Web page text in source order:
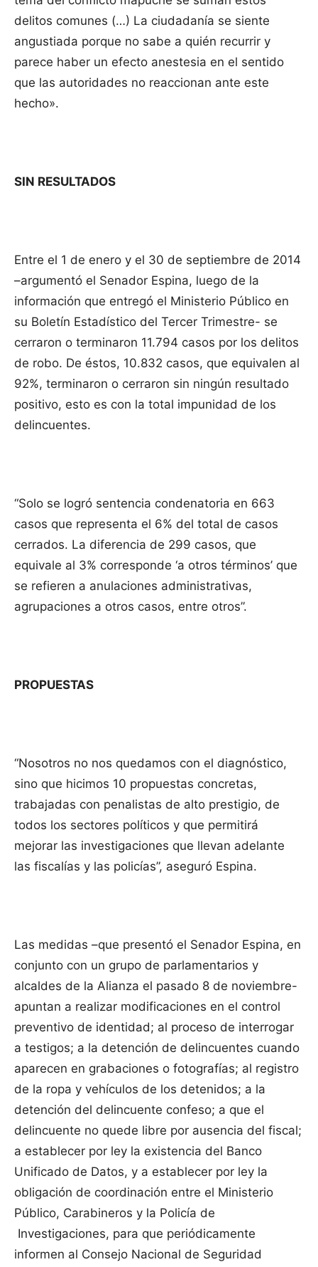
delitos comunes (…) La ciudadanía se siente
angustiada porque no sabe a quién recurrir y
parece haber un efecto anestesia en el sentido
que las autoridades no reaccionan ante este
hecho».
SIN RESULTADOS
Entre el 1 de enero y el 30 de septiembre de 2014
–argumentó el Senador Espina, luego de la
información que entregó el Ministerio Público en
su Boletín Estadístico del Tercer Trimestre- se
cerraron o terminaron 11.794 casos por los delitos
de robo. De éstos, 10.832 casos, que equivalen al
92%, terminaron o cerraron sin ningún resultado
positivo, esto es con la total impunidad de los
delincuentes.
“Solo se logró sentencia condenatoria en 663
casos que representa el 6% del total de casos
cerrados. La diferencia de 299 casos, que
equivale al 3% corresponde ‘a otros términos’ que
se refieren a anulaciones administrativas,
agrupaciones a otros casos, entre otros”.
PROPUESTAS
“Nosotros no nos quedamos con el diagnóstico,
sino que hicimos 10 propuestas concretas,
trabajadas con penalistas de alto prestigio, de
todos los sectores políticos y que permitirá
mejorar las investigaciones que llevan adelante
las fiscalías y las policías”, aseguró Espina.
Las medidas –que presentó el Senador Espina, en
conjunto con un grupo de parlamentarios y
alcaldes de la Alianza el pasado 8 de noviembre-
apuntan a realizar modificaciones en el control
preventivo de identidad; al proceso de interrogar
a testigos; a la detención de delincuentes cuando
aparecen en grabaciones o fotografías; al registro
de la ropa y vehículos de los detenidos; a la
detención del delincuente confeso; a que el
delincuente no quede libre por ausencia del fiscal;
a establecer por ley la existencia del Banco
Unificado de Datos, y a establecer por ley la
obligación de coordinación entre el Ministerio
Público, Carabineros y la Policía de
Investigaciones, para que periódicamente
informen al Consejo Nacional de Seguridad